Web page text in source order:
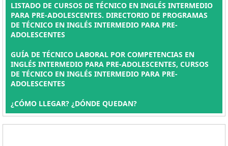
LISTADO DE CURSOS DE TÉCNICO EN INGLÉS INTERMEDIO
PARA PRE-ADOLESCENTES. DIRECTORIO DE PROGRAMAS
DE TÉCNICO EN INGLÉS INTERMEDIO PARA PRE-
ADOLESCENTES
GUÍA DE TÉCNICO LABORAL POR COMPETENCIAS EN
INGLÉS INTERMEDIO PARA PRE-ADOLESCENTES, CURSOS
DE TÉCNICO EN INGLÉS INTERMEDIO PARA PRE-
ADOLESCENTES
¿CÓMO LLEGAR? ¿DÓNDE QUEDAN?